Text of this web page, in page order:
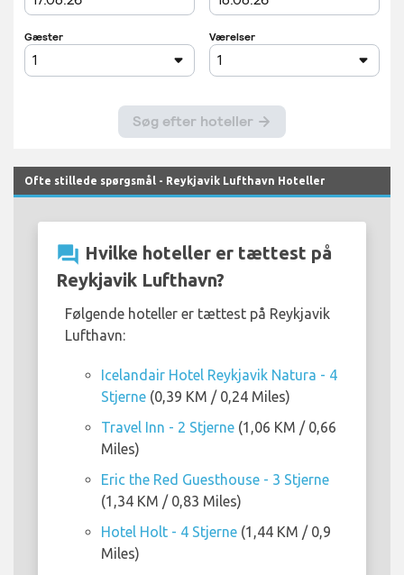
Ofte stillede spørgsmål - Reykjavik Lufthavn Hoteller
question_answer Hvilke hoteller er tættest på
Reykjavik Lufthavn?
Følgende hoteller er tættest på Reykjavik
Lufthavn:
Icelandair Hotel Reykjavik Natura - 4
Stjerne (0,39 KM / 0,24 Miles)
Travel Inn - 2 Stjerne (1,06 KM / 0,66
Miles)
Eric the Red Guesthouse - 3 Stjerne
(1,34 KM / 0,83 Miles)
Hotel Holt - 4 Stjerne (1,44 KM / 0,9
Miles)